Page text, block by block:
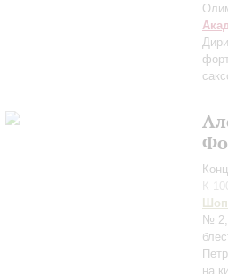
К
№ 2,
на